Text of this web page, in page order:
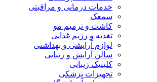
خدمات درمانی و مراقبتی
سمعک
کاشت و ترمیم مو
تغذیه و رژیم غذایی
لوازم آرایشی و بهداشتی
سالن آرایش و زیبایی
کلینیک زیبایی
تجهیزات پزشکی